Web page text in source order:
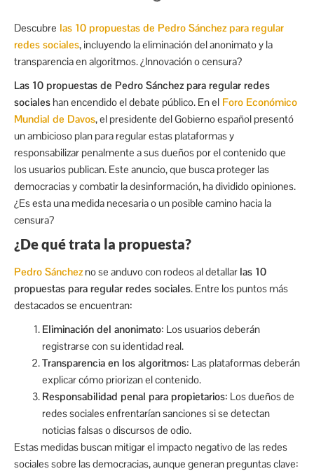
Descubre las 10 propuestas de Pedro Sánchez para regular
redes sociales, incluyendo la eliminación del anonimato y la
transparencia en algoritmos. ¿Innovación o censura?
Las 10 propuestas de Pedro Sánchez para regular redes
sociales han encendido el debate público. En el Foro Económico
Mundial de Davos, el presidente del Gobierno español presentó
un ambicioso plan para regular estas plataformas y
responsabilizar penalmente a sus dueños por el contenido que
los usuarios publican. Este anuncio, que busca proteger las
democracias y combatir la desinformación, ha dividido opiniones.
¿Es esta una medida necesaria o un posible camino hacia la
censura?
¿De qué trata la propuesta?
Pedro Sánchezno se anduvo con rodeos al detallar las 10
propuestas para regular redes sociales. Entre los puntos más
destacados se encuentran:
Eliminación del anonimato: Los usuarios deberán
registrarse con su identidad real.
Transparencia en los algoritmos: Las plataformas deberán
explicar cómo priorizan el contenido.
Responsabilidad penal para propietarios: Los dueños de
redes sociales enfrentarían sanciones si se detectan
noticias falsas o discursos de odio.
Estas medidas buscan mitigar el impacto negativo de las redes
sociales sobre las democracias, aunque generan preguntas clave: